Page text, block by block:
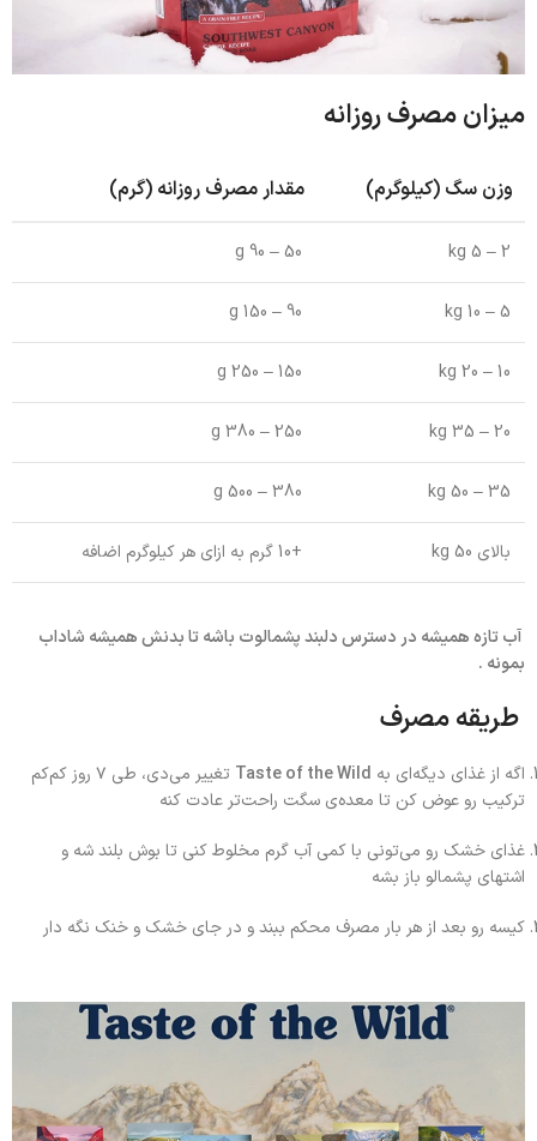
میزان مصرف روزانه
وزن سگ (کیلوگرم) مقدار مصرف روزانه (گرم)
2 – 5 kg
50 – 90 g
5 – 10 kg
90 – 150 g
10 – 20 kg
150 – 250 g
20 – 35 kg
250 – 380 g
35 – 50 kg
380 – 500 g
بالای 50 kg +10 گرم به ازای هر کیلوگرم اضافه
آب تازه همیشه در دسترس دلبند پشمالوت باشه تا بدنش همیشه شاداب
بمونه .
طریقه مصرف
اگه از غذای دیگه‌ای به Taste of the Wild
تغییر می‌دی، طی ۷ روز کم‌کم
ترکیب رو عوض کن تا معده‌ی سگت راحت‌تر عادت کنه
غذای خشک رو می‌تونی با کمی آب گرم مخلوط کنی تا بوش بلند شه و
اشتهای پشمالو باز بشه
کیسه رو بعد از هر بار مصرف محکم ببند و در جای خشک و خنک نگه دار